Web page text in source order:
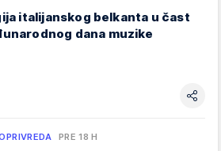
italijanskog belkanta u čast
dana muzike
PRE 18 H